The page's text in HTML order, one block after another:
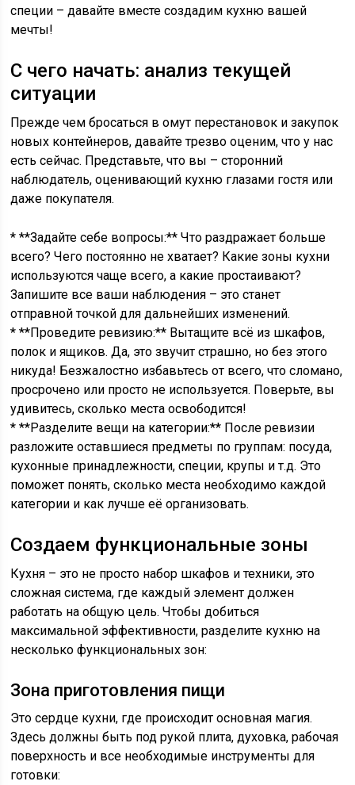
специи – давайте вместе создадим кухню вашей
мечты!
С чего начать: анализ текущей
ситуации
Прежде чем бросаться в омут перестановок и закупок
новых контейнеров, давайте трезво оценим, что у нас
есть сейчас. Представьте, что вы – сторонний
наблюдатель, оценивающий кухню глазами гостя или
даже покупателя.
* **Задайте себе вопросы:** Что раздражает больше
всего? Чего постоянно не хватает? Какие зоны кухни
используются чаще всего, а какие простаивают?
Запишите все ваши наблюдения – это станет
отправной точкой для дальнейших изменений.
* **Проведите ревизию:** Вытащите всё из шкафов,
полок и ящиков. Да, это звучит страшно, но без этого
никуда! Безжалостно избавьтесь от всего, что сломано,
просрочено или просто не используется. Поверьте, вы
удивитесь, сколько места освободится!
* **Разделите вещи на категории:** После ревизии
разложите оставшиеся предметы по группам: посуда,
кухонные принадлежности, специи, крупы и т.д. Это
поможет понять, сколько места необходимо каждой
категории и как лучше её организовать.
Создаем функциональные зоны
Кухня – это не просто набор шкафов и техники, это
сложная система, где каждый элемент должен
работать на общую цель. Чтобы добиться
максимальной эффективности, разделите кухню на
несколько функциональных зон:
Зона приготовления пищи
Это сердце кухни, где происходит основная магия.
Здесь должны быть под рукой плита, духовка, рабочая
поверхность и все необходимые инструменты для
готовки: